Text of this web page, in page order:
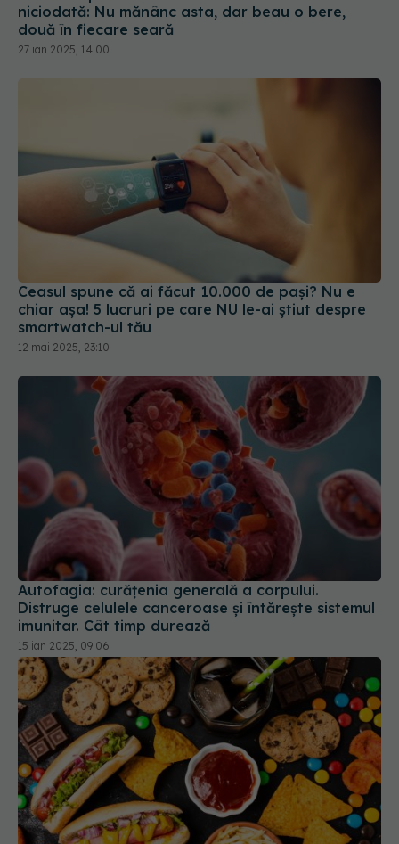
niciodată: Nu mănânc asta, dar beau o bere,
două în fiecare seară
27 ian 2025, 14:00
Ceasul spune că ai făcut 10.000 de pași? Nu e
chiar așa! 5 lucruri pe care NU le-ai știut despre
smartwatch-ul tău
12 mai 2025, 23:10
Autofagia: curățenia generală a corpului.
Distruge celulele canceroase și întărește sistemul
imunitar. Cât timp durează
15 ian 2025, 09:06